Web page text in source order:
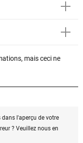
mais ceci ne
l'aperçu de votre
? Veuillez nous en